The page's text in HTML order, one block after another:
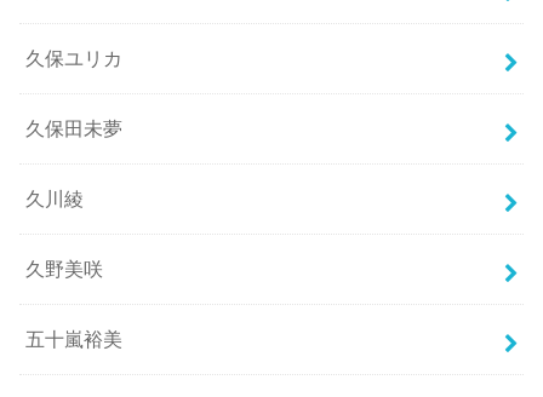
久保ユリカ
久保田未夢
久川綾
久野美咲
五十嵐裕美